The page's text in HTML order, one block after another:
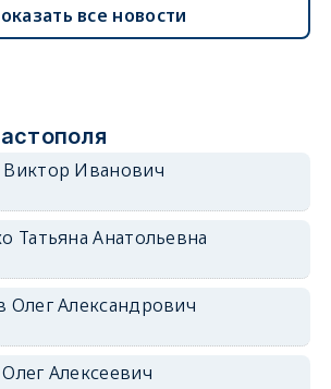
все новости
Иванович
Татьяна Анатольевна
Олег Александрович
Алексеевич